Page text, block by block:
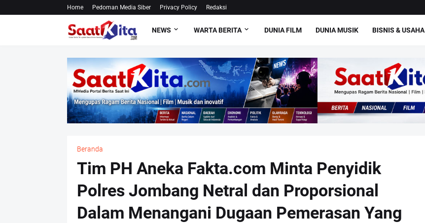
Home Pedoman Media Siber Privacy Policy Redaksi
NEWS WARTA BERITA DUNIA FILM DUNIA MUSIK BISNIS & USAHA
Beranda
Tim PH Aneka Fakta.com Minta Penyidik
Polres Jombang Netral dan Proporsional
Dalam Menangani Dugaan Pemerasan Yang